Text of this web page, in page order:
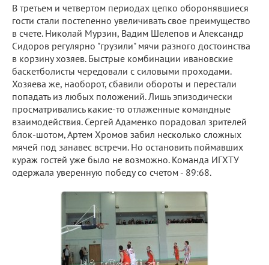
В третьем и четвертом периодах цепко оборонявшиеся
гости стали постепенно увеличивать свое преимущество
в счете. Николай Мурзин, Вадим Шелепов и Александр
Сидоров регулярно "грузили" мячи разного достоинства
в корзину хозяев. Быстрые комбинации ивановские
баскетболисты чередовали с силовыми проходами.
Хозяева же, наоборот, сбавили обороты и перестали
попадать из любых положений. Лишь эпизодически
просматривались какие-то отлаженные командные
взаимодействия. Сергей Адаменко порадовал зрителей
блок-шотом, Артем Хромов забил несколько сложных
мячей под занавес встречи. Но остановить поймавших
кураж гостей уже было не возможно. Команда ИГХТУ
одержала уверенную победу со счетом - 89:68.